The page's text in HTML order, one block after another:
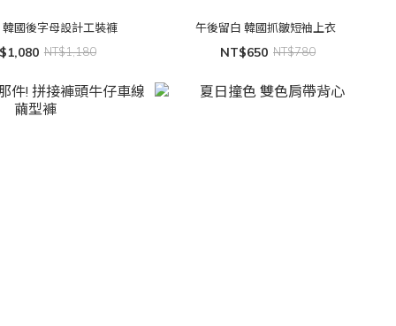
國後字母設計工裝褲
NT$1,180
午後留白 韓國抓皺短袖上衣
NT$650 NT$780